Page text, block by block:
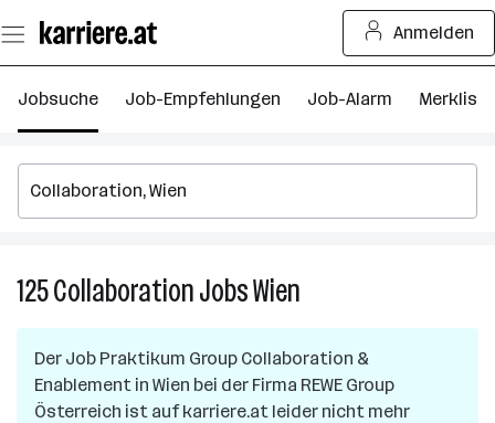
Seiteninhalt
springen
Anmelden
Jobsuche Job-Empfehlungen Job-Alarm Merkliste
125CollaborationJobsWien
in
Wien
Der Job Praktikum Group Collaboration &
Enablement in Wien bei der Firma REWE Group
Österreich ist auf karriere.at leider nicht mehr